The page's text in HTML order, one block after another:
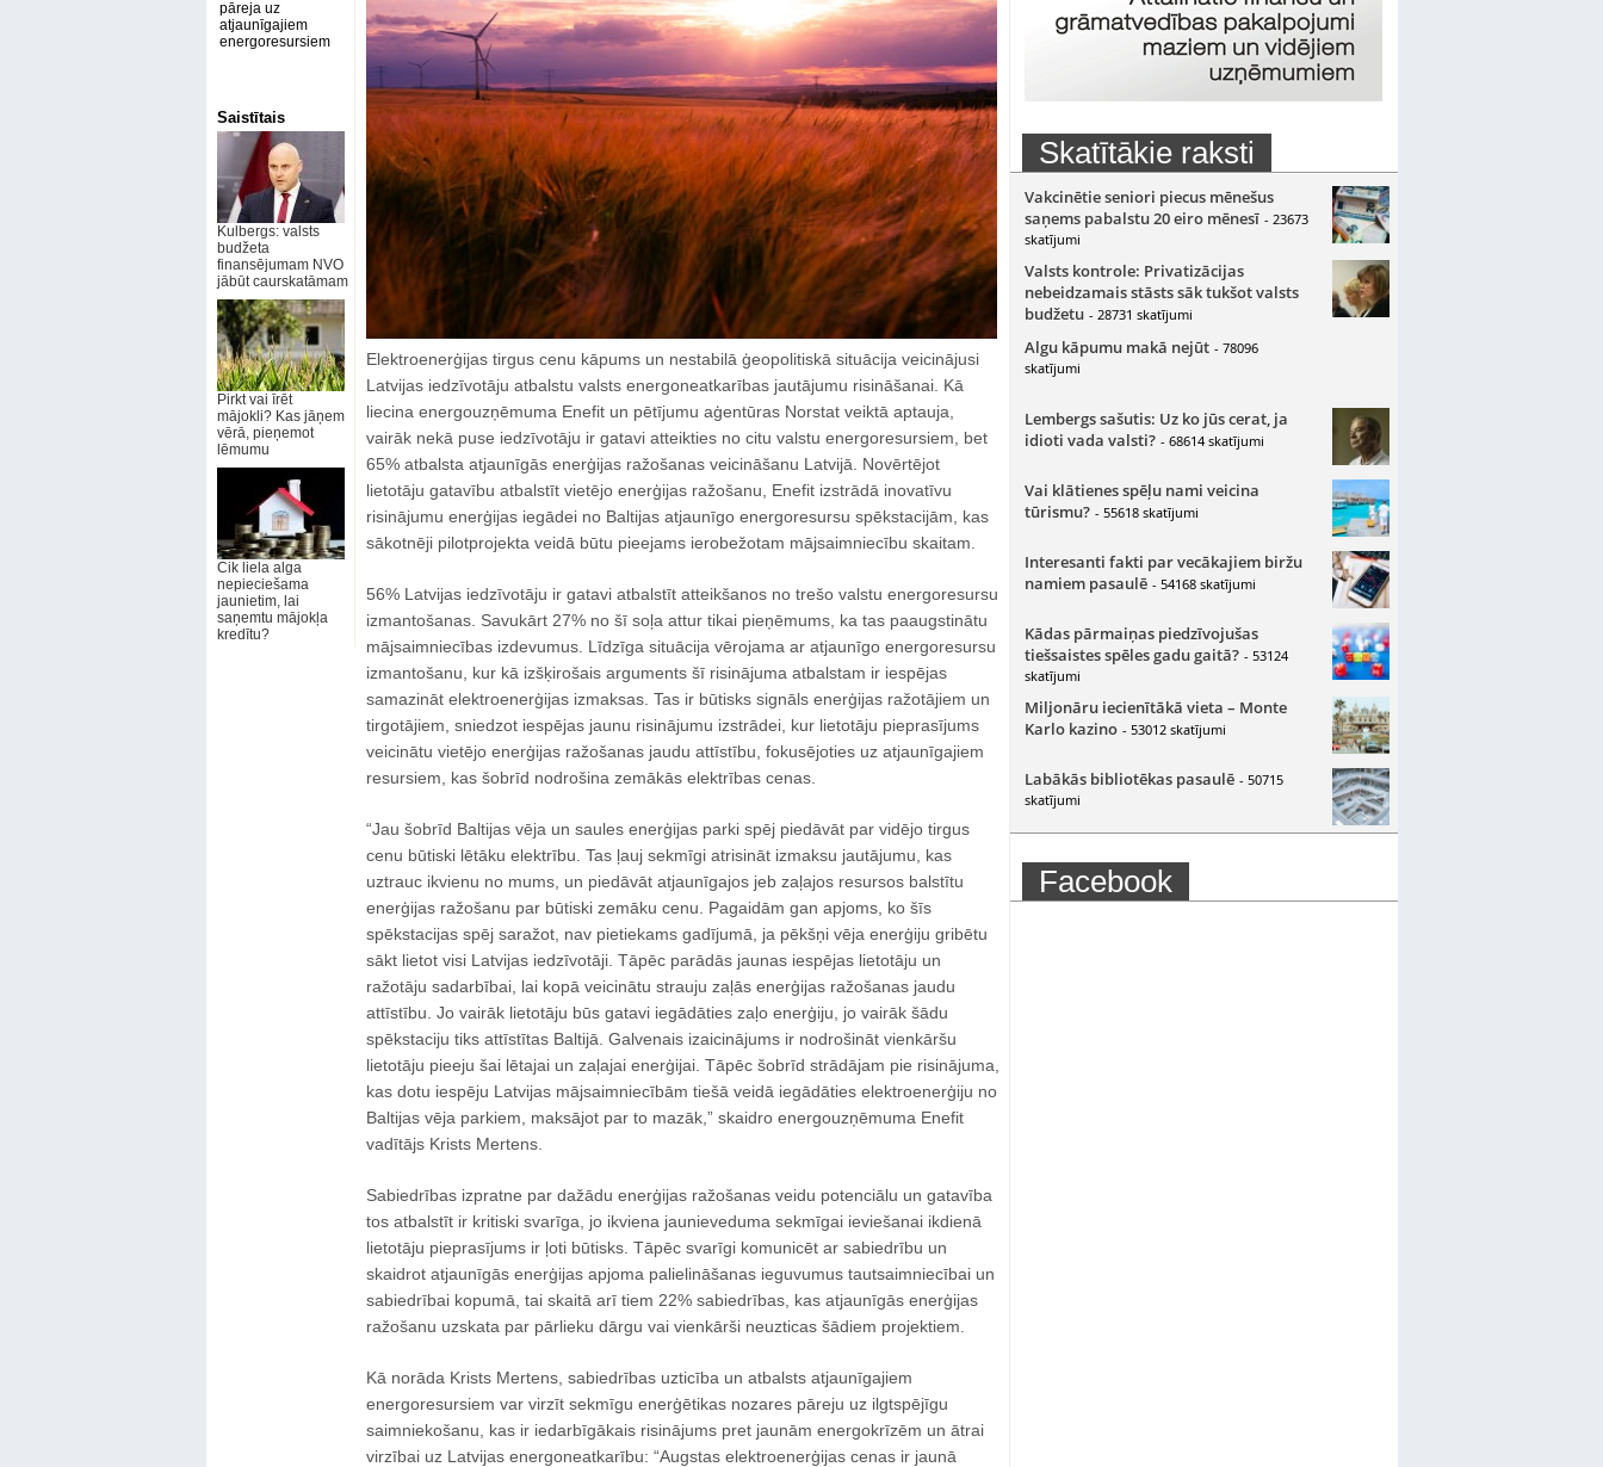
pāreja uz
atjaunīgajiem
energoresursiem
Saistītais
Kulbergs: valsts
budžeta
finansējumam NVO
jābūt caurskatāmam
Pirkt vai īrēt
mājokli? Kas jāņem
vērā, pieņemot
lēmumu
Cik liela alga
nepieciešama
jaunietim, lai
saņemtu mājokļa
kredītu?
Elektroenerģijas tirgus cenu kāpums un nestabilā ģeopolitiskā situācija veicinājusi
Latvijas iedzīvotāju atbalstu valsts energoneatkarības jautājumu risināšanai. Kā
liecina energouzņēmuma Enefit un pētījumu aģentūras Norstat veiktā aptauja,
vairāk nekā puse iedzīvotāju ir gatavi atteikties no citu valstu energoresursiem, bet
65% atbalsta atjaunīgās enerģijas ražošanas veicināšanu Latvijā. Novērtējot
lietotāju gatavību atbalstīt vietējo enerģijas ražošanu, Enefit izstrādā inovatīvu
risinājumu enerģijas iegādei no Baltijas atjaunīgo energoresursu spēkstacijām, kas
sākotnēji pilotprojekta veidā būtu pieejams ierobežotam mājsaimniecību skaitam.
56% Latvijas iedzīvotāju ir gatavi atbalstīt atteikšanos no trešo valstu energoresursu
izmantošanas. Savukārt 27% no šī soļa attur tikai pieņēmums, ka tas paaugstinātu
mājsaimniecības izdevumus. Līdzīga situācija vērojama ar atjaunīgo energoresursu
izmantošanu, kur kā izšķirošais arguments šī risinājuma atbalstam ir iespējas
samazināt elektroenerģijas izmaksas. Tas ir būtisks signāls enerģijas ražotājiem un
tirgotājiem, sniedzot iespējas jaunu risinājumu izstrādei, kur lietotāju pieprasījums
veicinātu vietējo enerģijas ražošanas jaudu attīstību, fokusējoties uz atjaunīgajiem
resursiem, kas šobrīd nodrošina zemākās elektrības cenas.
“Jau šobrīd Baltijas vēja un saules enerģijas parki spēj piedāvāt par vidējo tirgus
cenu būtiski lētāku elektrību. Tas ļauj sekmīgi atrisināt izmaksu jautājumu, kas
uztrauc ikvienu no mums, un piedāvāt atjaunīgajos jeb zaļajos resursos balstītu
enerģijas ražošanu par būtiski zemāku cenu. Pagaidām gan apjoms, ko šīs
spēkstacijas spēj saražot, nav pietiekams gadījumā, ja pēkšņi vēja enerģiju gribētu
sākt lietot visi Latvijas iedzīvotāji. Tāpēc parādās jaunas iespējas lietotāju un
ražotāju sadarbībai, lai kopā veicinātu strauju zaļās enerģijas ražošanas jaudu
attīstību. Jo vairāk lietotāju būs gatavi iegādāties zaļo enerģiju, jo vairāk šādu
spēkstaciju tiks attīstītas Baltijā. Galvenais izaicinājums ir nodrošināt vienkāršu
lietotāju pieeju šai lētajai un zaļajai enerģijai. Tāpēc šobrīd strādājam pie risinājuma,
kas dotu iespēju Latvijas mājsaimniecībām tiešā veidā iegādāties elektroenerģiju no
Baltijas vēja parkiem, maksājot par to mazāk,” skaidro energouzņēmuma Enefit
vadītājs Krists Mertens.
Sabiedrības izpratne par dažādu enerģijas ražošanas veidu potenciālu un gatavība
tos atbalstīt ir kritiski svarīga, jo ikviena jaunieveduma sekmīgai ieviešanai ikdienā
lietotāju pieprasījums ir ļoti būtisks. Tāpēc svarīgi komunicēt ar sabiedrību un
skaidrot atjaunīgās enerģijas apjoma palielināšanas ieguvumus tautsaimniecībai un
sabiedrībai kopumā, tai skaitā arī tiem 22% sabiedrības, kas atjaunīgās enerģijas
ražošanu uzskata par pārlieku dārgu vai vienkārši neuzticas šādiem projektiem.
Kā norāda Krists Mertens, sabiedrības uzticība un atbalsts atjaunīgajiem
energoresursiem var virzīt sekmīgu enerģētikas nozares pāreju uz ilgtspējīgu
saimniekošanu, kas ir iedarbīgākais risinājums pret jaunām energokrīzēm un ātrai
virzībai uz Latvijas energoneatkarību: “Augstas elektroenerģijas cenas ir jaunā
Skatītākie raksti
Vakcinētie seniori piecus mēnešus
saņems pabalstu 20 eiro mēnesī - 23673
skatījumi
Valsts kontrole: Privatizācijas
nebeidzamais stāsts sāk tukšot valsts
budžetu - 28731 skatījumi
Algu kāpumu makā nejūt - 78096
skatījumi
Lembergs sašutis: Uz ko jūs cerat, ja
idioti vada valsti? - 68614 skatījumi
Vai klātienes spēļu nami veicina
tūrismu? - 55618 skatījumi
Interesanti fakti par vecākajiem biržu
namiem pasaulē - 54168 skatījumi
Kādas pārmaiņas piedzīvojušas
tiešsaistes spēles gadu gaitā? - 53124
skatījumi
Miljonāru iecienītākā vieta – Monte
Karlo kazino - 53012 skatījumi
Labākās bibliotēkas pasaulē - 50715
skatījumi
Facebook